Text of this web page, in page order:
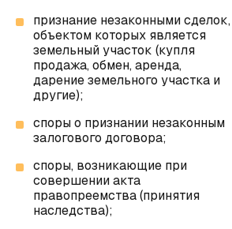
признание незаконными сделок,
объектом которых является
земельный участок (купля
продажа, обмен, аренда,
дарение земельного участка и
другие);
споры о признании незаконным
залогового договора;
споры, возникающие при
совершении акта
правопреемства (принятия
наследства);